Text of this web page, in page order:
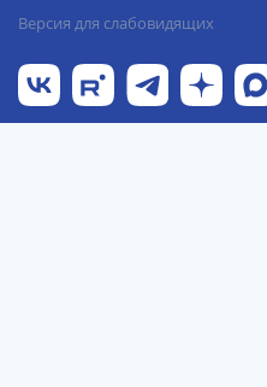
Версия для слабовидящих